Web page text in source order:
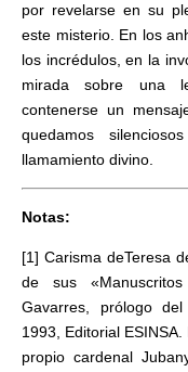
por revelarse en su
este misterio. En los
los incrédulos, en la
mirada sobre una
contenerse un
quedamos
llamamiento divino.
Notas:
[1] Carisma deTeresa
de sus
Gavarres, prólogo del
1993, Editorial
propio cardenal